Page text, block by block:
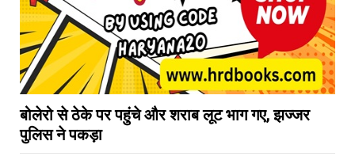
बोलेरो से ठेके पर पहुंचे और शराब लूट भाग गए, झज्जर
पुलिस ने पकड़ा